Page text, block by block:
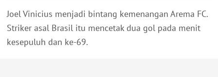
Joel Vinicius menjadi bintang kemenangan Arema FC.
Striker asal Brasil itu mencetak dua gol pada menit
kesepuluh dan ke-69.